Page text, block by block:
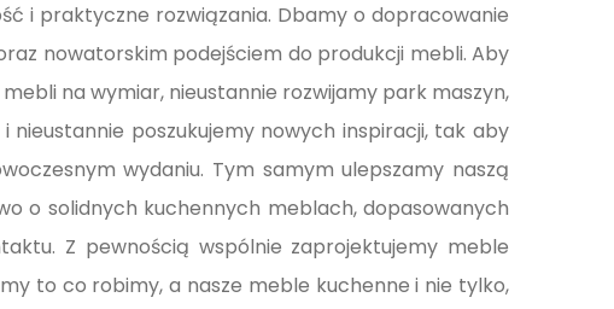
i praktyczne rozwiązania. Dbamy o dopracowanie
nowatorskim podejściem do produkcji mebli. Aby
na wymiar, nieustannie rozwijamy park maszyn,
poszukujemy nowych inspiracji, tak aby
wydaniu. Tym samym ulepszamy naszą
o solidnych kuchennych meblach, dopasowanych
Z pewnością wspólnie zaprojektujemy meble
to co robimy, a nasze meble kuchenne i nie tylko,